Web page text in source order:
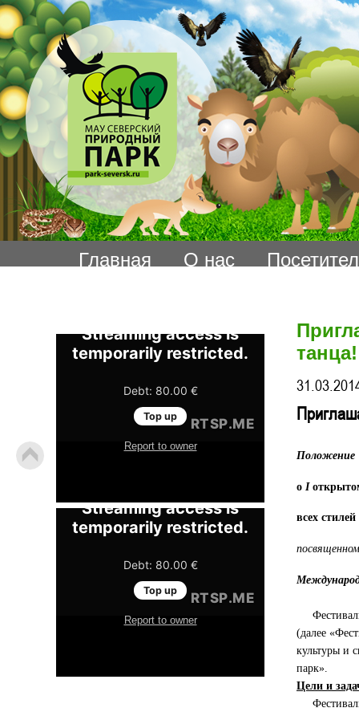
Главная О нас
танца!
Положение
о I
всех
посвященном
Фестиваль
(далее
культуры и
парк».
Цели и
Фестиваль